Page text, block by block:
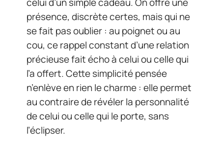
présence, discrète certes, mais qui ne
se fait pas oublier : au poignet ou au
cou, ce rappel constant d’une relation
précieuse fait écho à celui ou celle qui
l’a offert. Cette simplicité pensée
n’enlève en rien le charme : elle permet
au contraire de révéler la personnalité
de celui ou celle qui le porte, sans
l’éclipser.